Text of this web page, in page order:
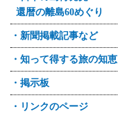
還暦の離島60めぐり
・新聞掲載記事など
・知って得する旅の知恵
・掲示板
・リンクのページ